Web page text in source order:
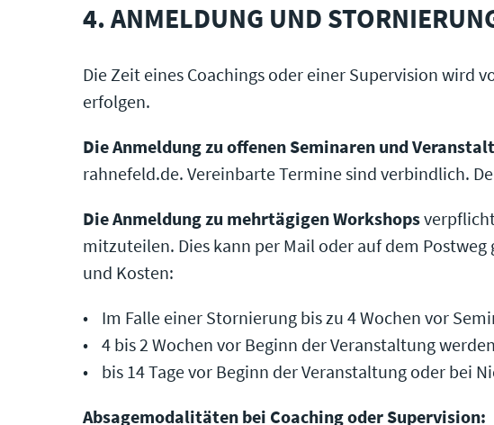
4. ANMELDUNG UND
Die Zeit eines Coachings oder einer Supervision wird
erfolgen.
Die Anmeldung zu offenen Seminaren und
rahnefeld.de. Vereinbarte Termine sind verbindlich.
Die Anmeldung zu mehrtägigen Workshops
mitzuteilen. Dies kann per Mail oder auf dem
und Kosten:
Im Falle einer Stornierung bis zu 4 Wochen vor
4 bis 2 Wochen vor Beginn der Veranstaltung
bis 14 Tage vor Beginn der Veranstaltung oder bei
Absagemodalitäten bei Coaching oder Supervision: